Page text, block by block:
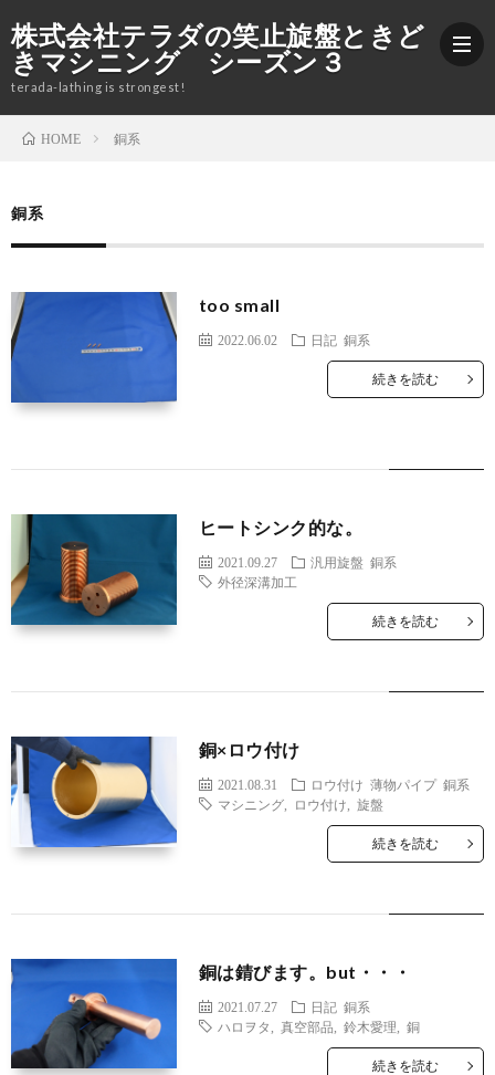
株式会社テラダの笑止旋盤ときど
きマシニング シーズン３
terada-lathing is strongest!
介
ダ
い
HOME 銅系
銅系
too small
2022.06.02 日記 銅系
続きを読む
ヒートシンク的な。
2021.09.27 汎用旋盤 銅系
外径深溝加工
続きを読む
銅×ロウ付け
2021.08.31 ロウ付け 薄物パイプ 銅系
マシニング, ロウ付け 旋盤
続きを読む
銅は錆びます。but・・・
2021.07.27 日記 銅系
ハロヲタ
真空部品 鈴木愛理 銅
続きを読む